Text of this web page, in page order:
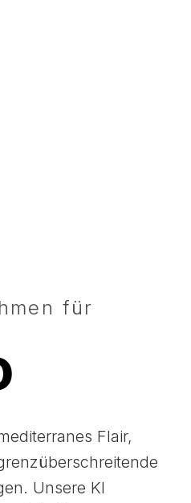
für
Flair,
Unsere KI